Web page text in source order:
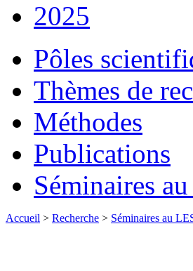
2025
Pôles
Thèmes de
Méthodes
Publications
Séminaires
Accueil > Recherche > Séminaires au